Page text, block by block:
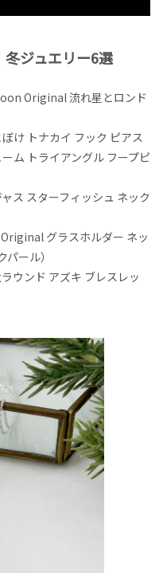
ジュエリー6選
Original 流れ星とロンド
け トナカイ フック ピアス
ム トライアングル フープピ
ス スターフィッシュ ネック
グラスホルダー ネッ
ール）
ウンド アズキ ブレスレッ